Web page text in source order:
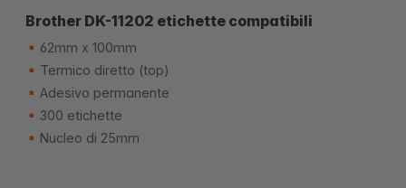
Brother DK-11202 etichette compatibili
62mm x 100mm
Termico diretto (top)
Adesivo permanente
300 etichette
Nucleo di 25mm